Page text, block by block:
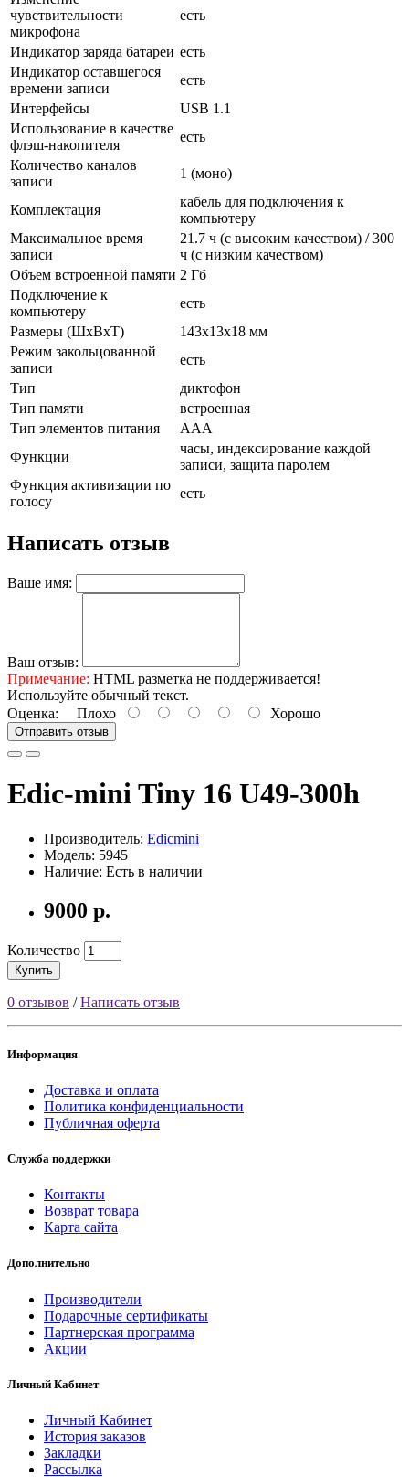
чувствительности
микрофона
есть
Индикатор заряда батареи есть
Индикатор оставшегося
времени записи
есть
Интерфейсы
USB 1.1
Использование в качестве
флэш-накопителя
есть
Количество каналов
записи
1 (моно)
Комплектация
кабель для подключения к
компьютеру
Максимальное время
записи
21.7 ч (с высоким качеством) / 300
ч (с низким качеством)
Объем встроенной памяти 2 Гб
Подключение к
компьютеру
есть
Размеры (ШхВхТ)
143х13х18 мм
Режим закольцованной
записи
есть
Тип
диктофон
Тип памяти
встроенная
Тип элементов питания
ААА
Функции
часы, индексирование каждой
записи, защита паролем
Функция активизации по
голосу
есть
Написать отзыв
Ваше имя:
Ваш отзыв:
Примечание: HTML разметка не поддерживается!
Используйте обычный текст.
Оценка: Плохо Хорошо
Отправить отзыв
Edic-mini Tiny 16 U49-300h
Производитель: Edicmini
Модель: 5945
Наличие: Есть в наличии
9000 р.
Количество
Купить
0 отзывов /Написать отзыв
Информация
Доставка и оплата
Политика конфиденциальности
Публичная оферта
Служба поддержки
Контакты
Возврат товара
Карта сайта
Дополнительно
Производители
Подарочные сертификаты
Партнерская программа
Акции
Личный Кабинет
Личный Кабинет
История заказов
Закладки
Рассылка